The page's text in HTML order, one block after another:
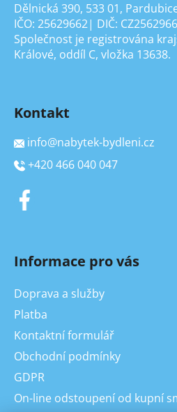
Dělnická 390, 533 01,
IČO: 25629662| DIČ:
Společnost je registrována
Králové, oddíl C, vložka 13638.
Kontakt
info@nabytek-bydleni.cz
+420 466 040 047
Informace pro vás
Doprava a služby
Platba
Kontaktní formulář
Obchodní podmínky
GDPR
On-line odstoupení od kupní